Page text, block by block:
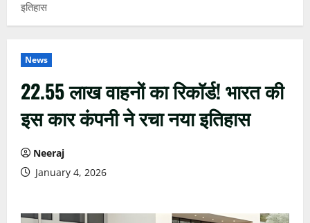
इतिहास
News
22.55 लाख वाहनों का रिकॉर्ड! भारत की
इस कार कंपनी ने रचा नया इतिहास
Neeraj
January 4, 2026